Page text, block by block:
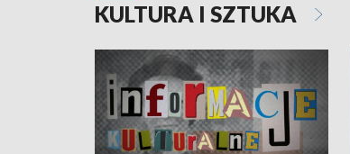
KULTURA I SZTUKA